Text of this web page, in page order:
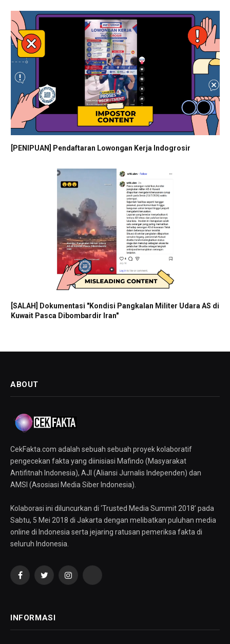
[PENIPUAN] Pendaftaran Lowongan Kerja Indogrosir
[SALAH] Dokumentasi "Kondisi Pangkalan Militer Udara AS di
Kuwait Pasca Dibombardir Iran"
ABOUT
CekFakta.com adalah sebuah sebuah proyek kolaboratif
pengecekan fakta yang diinisiasi Mafindo (Masyarakat
Antifitnah Indonesia), AJI (Aliansi Jurnalis Independen) dan
AMSI (Asosiasi Media Siber Indonesia).
Kolaborasi ini diluncurkan di ‘Trusted Media Summit 2018’ pada
Sabtu, 5 Mei 2018 di Jakarta dengan melibatkan puluhan media
online di Indonesia serta jejaring ratusan pemeriksa fakta di
seluruh Indonesia.
FacebookTwitterInstagramYouTube
INFORMASI